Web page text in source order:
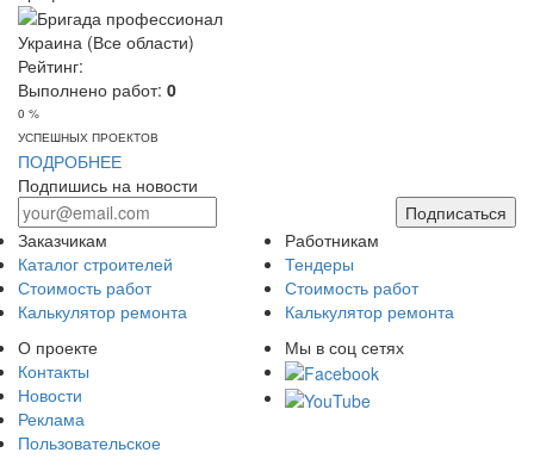
Украина (Все области)
Рейтинг:
Выполнено работ: 0
0 %
УСПЕШНЫХ ПРОЕКТОВ
ПОДРОБНЕЕ
Подпишись на новости
Подписаться
Заказчикам
Каталог строителей
Стоимость работ
Калькулятор ремонта
Работникам
Тендеры
Стоимость работ
Калькулятор ремонта
О проекте
Контакты
Новости
Реклама
Пользовательское
Мы в соц сетях